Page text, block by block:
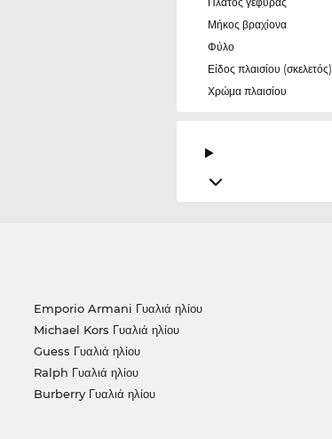
Μήκος βραχίονα
Φύλο
Είδος πλαισίου (σκελετός)
Χρώμα πλαισίου
Emporio Armani Γυαλιά ηλίου
Michael Kors Γυαλιά ηλίου
Guess Γυαλιά ηλίου
Ralph Γυαλιά ηλίου
Burberry Γυαλιά ηλίου